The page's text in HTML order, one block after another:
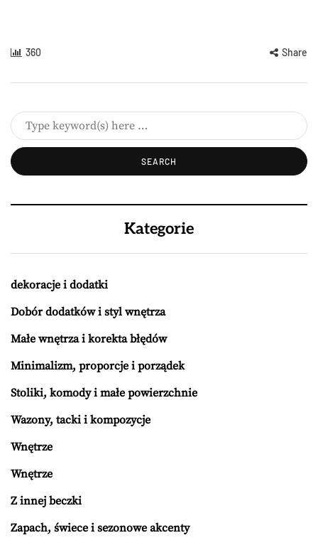
360 Share
Kategorie
dekoracje i dodatki
Dobór dodatków i styl wnętrza
Małe wnętrza i korekta błędów
Minimalizm, proporcje i porządek
Stoliki, komody i małe powierzchnie
Wazony, tacki i kompozycje
Wnętrze
Wnętrze
Z innej beczki
Zapach, świece i sezonowe akcenty